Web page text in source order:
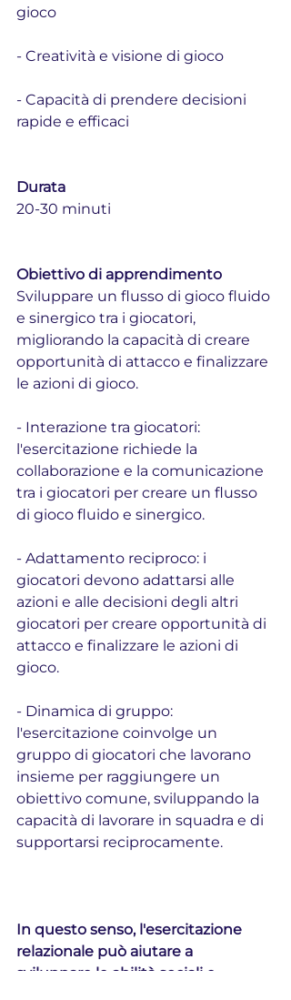
gioco
- Creatività e visione di gioco
- Capacità di prendere decisioni
rapide e efficaci
Durata
20-30 minuti
Obiettivo di apprendimento
Sviluppare un flusso di gioco fluido
e sinergico tra i giocatori,
migliorando la capacità di creare
opportunità di attacco e finalizzare
le azioni di gioco.
- Interazione tra giocatori:
l'esercitazione richiede la
collaborazione e la comunicazione
tra i giocatori per creare un flusso
di gioco fluido e sinergico.
- Adattamento reciproco: i
giocatori devono adattarsi alle
azioni e alle decisioni degli altri
giocatori per creare opportunità di
attacco e finalizzare le azioni di
gioco.
- Dinamica di gruppo:
l'esercitazione coinvolge un
gruppo di giocatori che lavorano
insieme per raggiungere un
obiettivo comune, sviluppando la
capacità di lavorare in squadra e di
supportarsi reciprocamente.
In questo senso, l'esercitazione
relazionale può aiutare a
sviluppare le abilità sociali e